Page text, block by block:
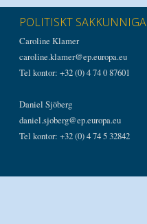
POLITISKT SAKKUNNIGA
Caroline Klamer
caroline.klamer@ep.europa.eu
Tel kontor: +32 (0) 4 74 0 87601
Daniel Sjöberg
daniel.sjoberg@ep.europa.eu
Tel kontor: +32 (0) 4 74 5 32842